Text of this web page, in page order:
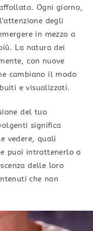
Ogni giorno,
degli
in mezzo a
La natura dei
con nuove
cambiano il modo
e visualizzati.
del tuo
significa
vedere, quali
puoi intrattenerlo o
delle loro
che non